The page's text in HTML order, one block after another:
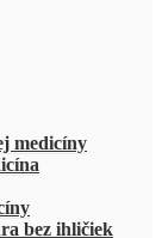
medicíny
bez ihličiek